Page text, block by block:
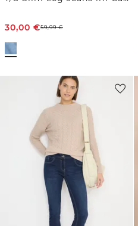
30,00 €59,99€